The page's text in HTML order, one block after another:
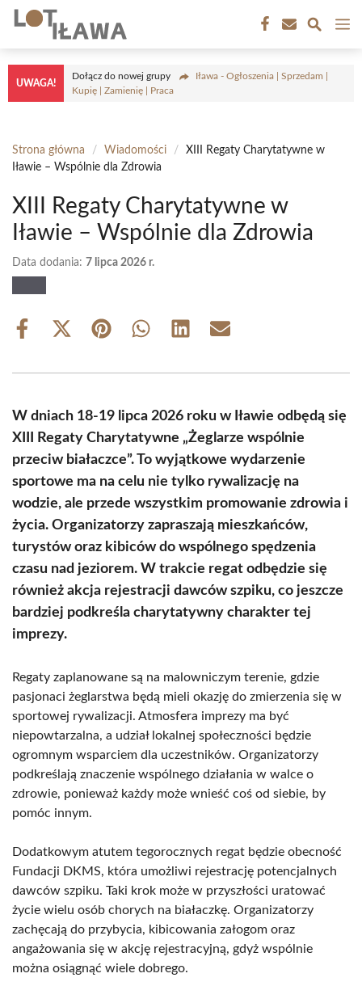
Przejdź
treści
UWAGA!
Dołącz do nowej grupy
Iława - Ogłoszenia | Sprzedam |
Kupię | Zamienię | Praca
Strona główna / Wiadomości /
XIII Regaty Charytatywne w
Iławie – Wspólnie dla Zdrowia
XIII Regaty Charytatywne w
Iławie – Wspólnie dla Zdrowia
Data dodania: 7 lipca 2026 r.
Share
Share
(Twitter)
Share Share Share Share
W dniach 18-19 lipca 2026 roku w Iławie odbędą się
XIII Regaty Charytatywne „Żeglarze wspólnie
przeciw białaczce”. To wyjątkowe wydarzenie
sportowe ma na celu nie tylko rywalizację na
wodzie, ale przede wszystkim promowanie zdrowia i
życia. Organizatorzy zapraszają mieszkańców,
turystów oraz kibiców do wspólnego spędzenia
czasu nad jeziorem. W trakcie regat odbędzie się
również akcja rejestracji dawców szpiku, co jeszcze
bardziej podkreśla charytatywny charakter tej
imprezy.
Regaty zaplanowane są na malowniczym terenie, gdzie
pasjonaci żeglarstwa będą mieli okazję do zmierzenia się w
sportowej rywalizacji. Atmosfera imprezy ma być
niepowtarzalna, a udział lokalnej społeczności będzie
ogromnym wsparciem dla uczestników. Organizatorzy
podkreślają znaczenie wspólnego działania w walce o
zdrowie, ponieważ każdy może wnieść coś od siebie, by
pomóc innym.
Dodatkowym atutem tegorocznych regat będzie obecność
Fundacji DKMS, która umożliwi rejestrację potencjalnych
dawców szpiku. Taki krok może w przyszłości uratować
życie wielu osób chorych na białaczkę. Organizatorzy
zachęcają do przybycia, kibicowania załogom oraz
angażowania się w akcję rejestracyjną, gdyż wspólnie
można osiągnąć wiele dobrego.